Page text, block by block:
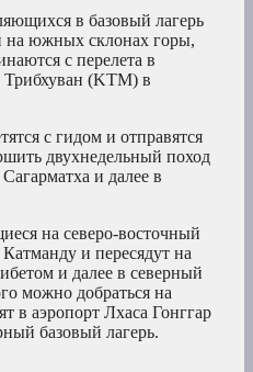
в базовый лагерь
на южных склонах горы,
с перелета в
(KTM) в
с гидом и отправятся
двухнедельный поход
и далее в
на северо-восточный
и пересядут на
и далее в северный
можно добраться на
в аэропорт Лхаса Гонггар
базовый лагерь.